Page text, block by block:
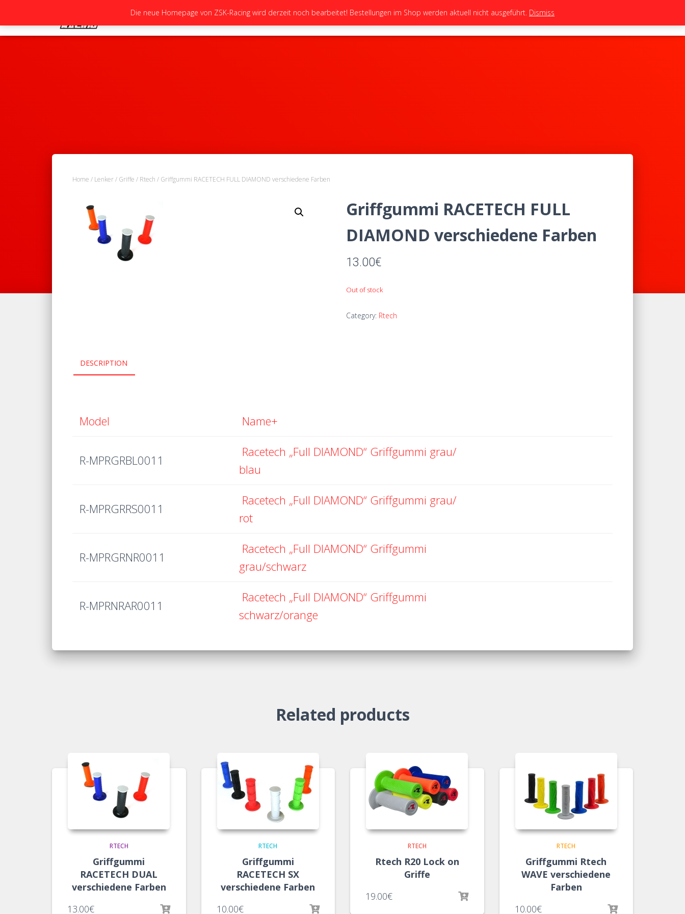
STARTSEITE NEUIGKEITEN GALERIE TEAM TUNING BIKES
Home / Lenker/ Griffe / Rtech / Griffgummi RACETECH FULL DIAMOND verschiedene Farben
Griffgummi RACETECH FULL
DIAMOND verschiedene Farben
13.00€
Out of stock
Category: Rtech
DESCRIPTION
Model Name+
R-MPRGRBL0011
Racetech „Full DIAMOND“ Griffgummi grau/
blau
R-MPRGRRS0011
Racetech „Full DIAMOND“ Griffgummi grau/
rot
R-MPRGRNR0011
Racetech „Full DIAMOND“ Griffgummi
grau/schwarz
R-MPRNRAR0011
Racetech „Full DIAMOND“ Griffgummi
schwarz/orange
Related products
RTECH
Griffgummi
RACETECH DUAL
verschiedene Farben
13.00€
RTECH
Griffgummi
RACETECH SX
verschiedene Farben
10.00€
RTECH
Rtech R20 Lock on
Griffe
19.00€
RTECH
Griffgummi Rtech
WAVE verschiedene
Farben
10.00€
Die neue Homepage von ZSK-Racing wird derzeit noch bearbeitet! Bestellungen im Shop werden aktuell nicht ausgeführt. Dismiss